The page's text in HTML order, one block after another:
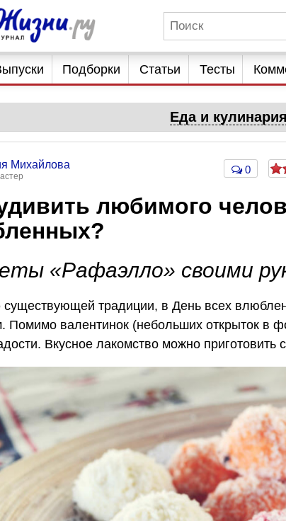
Подборки Статьи Тесты
Еда и кулинария
Михайлова 0
любимого
«Рафаэлло» своими
существующей традиции, в День всех
валентинок (небольших открыток в
Вкусное лакомство можно приготовить